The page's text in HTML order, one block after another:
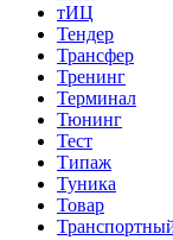
тИЦ
Тендер
Трансфер
Тренинг
Терминал
Тюнинг
Тест
Типаж
Туника
Товар